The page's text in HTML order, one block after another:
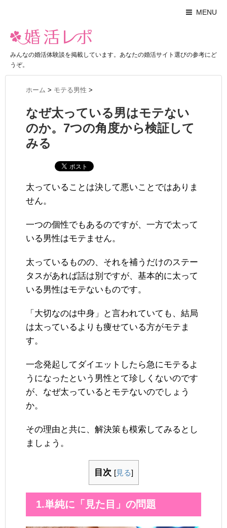
MENU
みんなの婚活体験談を掲載しています。あなたの婚活サイト選びの参考にど
うぞ。
ホーム > モテる男性 >
なぜ太っている男はモテない
のか。7つの角度から検証して
みる
太っていることは決して悪いことではありま
せん。
一つの個性でもあるのですが、一方で太って
いる男性はモテません。
太っているものの、それを補うだけのステー
タスがあれば話は別ですが、基本的に太って
いる男性はモテないものです。
「大切なのは中身」と言われていても、結局
は太っているよりも痩せている方がモテま
す。
一念発起してダイエットしたら急にモテるよ
うになったという男性とて珍しくないのです
が、なぜ太っているとモテないのでしょう
か。
その理由と共に、解決策も模索してみるとし
ましょう。
目次 [見る]
1.単純に「見た目」の問題